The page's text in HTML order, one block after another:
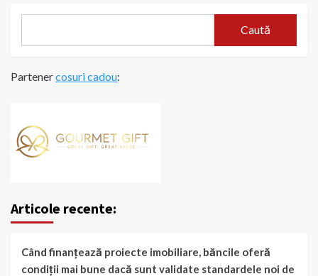
Caută
Partenercosuri cadou:
Articole recente:
Când finanțează proiecte imobiliare, băncile oferă
condiții mai bune dacă sunt validate standardele noi de